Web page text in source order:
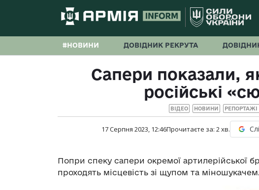
#НОВИНИ ДОВІДНИК РЕКРУТА
Сапери показали,
російські
ВІДЕО НОВИНИ
17 Серпня 2023, 12:46Прочитаєте за: 2хв.
Попри спеку сапери окремої артилерійської
проходять місцевість зі щупом та